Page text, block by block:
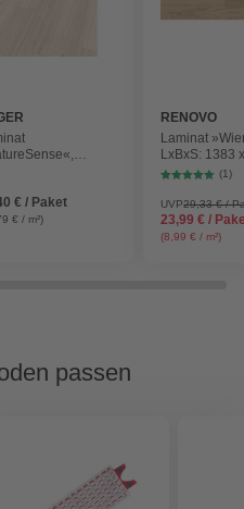
€ / Paket
€ / m²)
RENOVO
Laminat
LxBxS: 1383
mm, Eiche(1)
UVP29,33 € /
23,99 € /
(8,99 € / m²)
passen